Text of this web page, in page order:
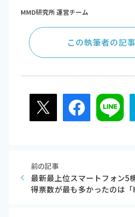
MMD研究所 運営チーム
この執筆者の記
前の記事
最新最上位スマートフォン5
得票数が最も多かったのは「